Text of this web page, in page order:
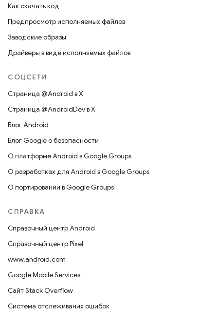
Как скачать код
Предпросмотр исполняемых файлов
Заводские образы
Драйверы в виде исполняемых файлов
СОЦСЕТИ
Страница @Android в X
Страница @AndroidDev в X
Блог Android
Блог Google о безопасности
О платформе Android в Google Groups
О разработках для Android в Google Groups
О портировании в Google Groups
СПРАВКА
Справочный центр Android
Справочный центр Pixel
www.android.com
Google Mobile Services
Сайт Stack Overflow
Система отслеживания ошибок